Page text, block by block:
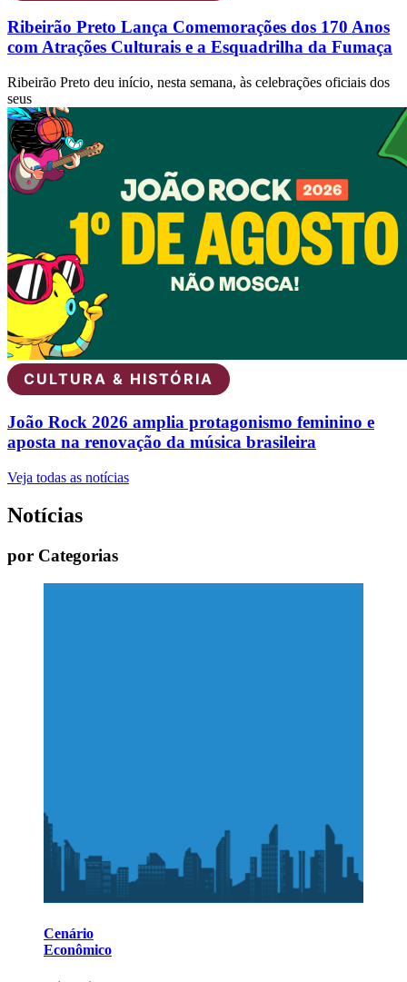
Ribeirão Preto Lança Comemorações dos 170 Anos
com Atrações Culturais e a Esquadrilha da Fumaça
Ribeirão Preto deu início, nesta semana, às celebrações oficiais dos
seus
CULTURA & HISTÓRIA
João Rock 2026 amplia protagonismo feminino e
aposta na renovação da música brasileira
Veja todas as notícias
Notícias
por Categorias
Cenário
Econômico